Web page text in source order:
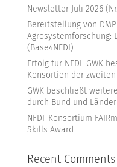
Newsletter Juli 2026
Bereitstellung von
Agrosystemforschung:
(Base4NFDI)
Erfolg für NFDI: GWK
Konsortien der zweiten
GWK beschließt
durch Bund und Länder
NFDI-Konsortium
Skills Award
Recent Comments